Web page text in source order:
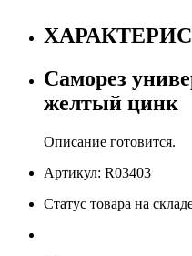
Саморез
желтый цинк
Описание готовится.
Артикул: R03403
Статус товара на